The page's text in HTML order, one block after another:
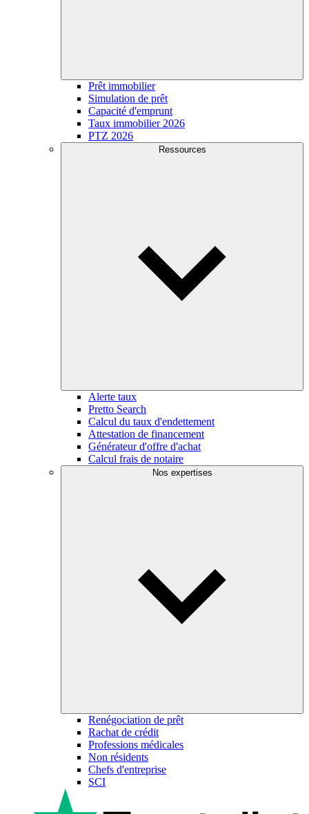
Prêt immobilier
Simulation de prêt
Capacité d'emprunt
Taux immobilier 2026
PTZ 2026
Ressources
Alerte taux
Pretto Search
Calcul du taux d'endettement
Attestation de financement
Générateur d'offre d'achat
Calcul frais de notaire
Nos expertises
Renégociation de prêt
Rachat de crédit
Professions médicales
Non résidents
Chefs d'entreprise
SCI